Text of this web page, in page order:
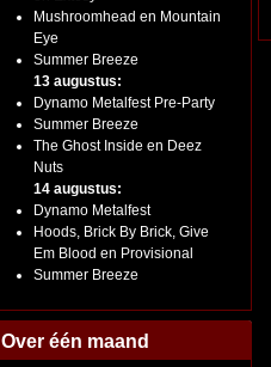
Mushroomhead en Mountain
Eye
Summer Breeze
13 augustus:
Dynamo Metalfest Pre-Party
Summer Breeze
The Ghost Inside en Deez
Nuts
14 augustus:
Dynamo Metalfest
Hoods, Brick By Brick, Give
Em Blood en Provisional
Summer Breeze
Over één maand